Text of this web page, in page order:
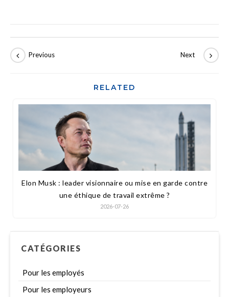
RELATED
Elon Musk : leader visionnaire ou mise en garde contre
une éthique de travail extrême ?
2026-07-26
CATÉGORIES
Pour les employés
Pour les employeurs